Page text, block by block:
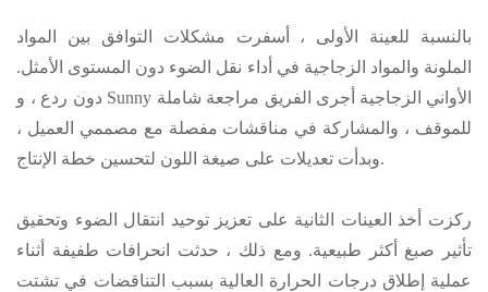
بالنسبة للعينة الأولى ، أسفرت مشكلات التوافق بين المواد
الملونة والمواد الزجاجية في أداء نقل الضوء دون المستوى الأمثل.
Sunny الأواني الزجاجية أجرى الفريق مراجعة شاملة
للموقف ، والمشاركة في مناقشات مفصلة مع مصممي العميل ،
وبدأت تعديلات على صيغة اللون لتحسين خطة الإنتاج.
ركزت أخذ العينات الثانية على تعزيز توحيد انتقال الضوء وتحقيق
تأثير صبغ أكثر طبيعية. ومع ذلك ، حدثت انحرافات طفيفة أثناء
عملية إطلاق درجات الحرارة العالية بسبب التناقضات في تشتت